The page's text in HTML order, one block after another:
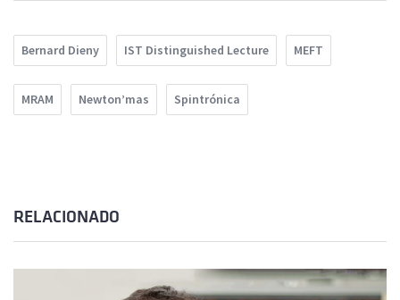
Bernard Dieny IST Distinguished Lecture MEFT
MRAM Newton’mas Spintrónica
RELACIONADO